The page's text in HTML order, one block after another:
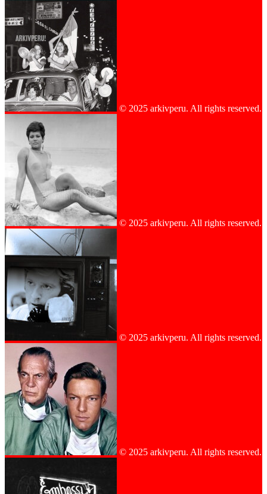
© 2025 arkivperu. All rights reserved.
© 2025 arkivperu. All rights reserved.
© 2025 arkivperu. All rights reserved.
© 2025 arkivperu. All rights reserved.